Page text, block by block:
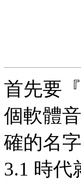
首先要
個軟體
確的名
3.1 時代